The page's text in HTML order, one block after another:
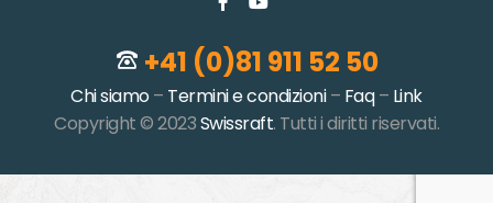
+41 (0)81 911 52 50
Chi siamo– Termini e condizioni– Faq– Link
Copyright © 2023Swissraft. Tutti i diritti riservati.